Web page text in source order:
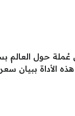
عُملة حول
الأداة ببيان